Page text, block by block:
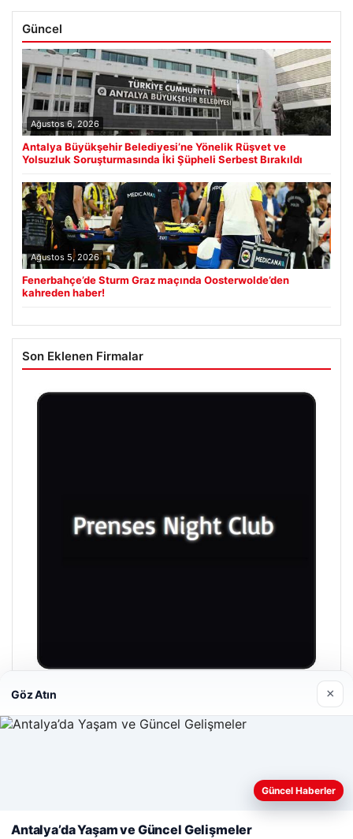
Güncel
Ağustos 6, 2026
Antalya Büyükşehir Belediyesi’ne Yönelik Rüşvet ve
Yolsuzluk Soruşturmasında İki Şüpheli Serbest Bırakıldı
Ağustos 5, 2026
Fenerbahçe’de Sturm Graz maçında Oosterwolde’den
kahreden haber!
Son Eklenen Firmalar
Prenses Night Club
Nisan 29, 2026
Web sitemizi nasıl kullandığınızı daha iyi anlayabilmek,
deneyiminizi kişiselleştirmek ve geliştirmek amacıyla çerezler
Göz Atın ×
Güncel Haberler
Antalya’da Yaşam ve Güncel Gelişmeler